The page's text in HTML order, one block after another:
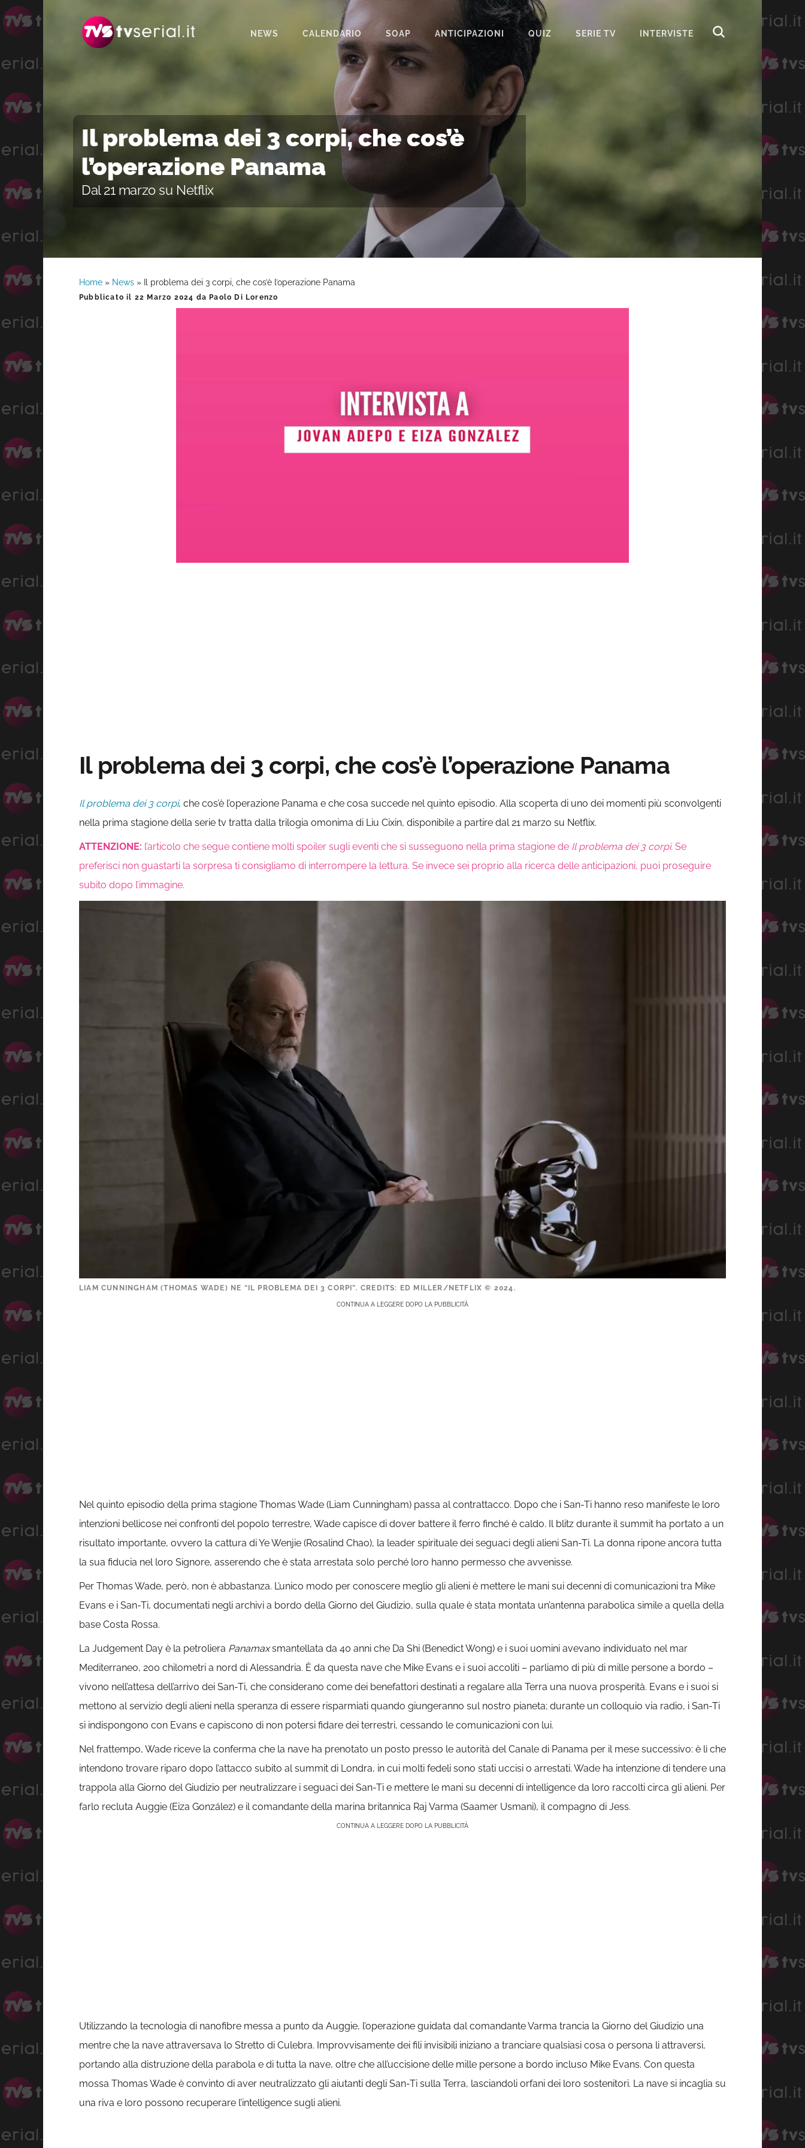
navigazione
contenuto
NEWS CALENDARIO SOAP
BEAUTIFUL
IL PARADISO DELLE SIGNORE
SEGRETI DI FAMIGLIA
ANTICIPAZIONI QUIZ SERIE TV INTERVISTE
Il problema dei 3 corpi, che cos’è
l’operazione Panama
Dal 21 marzo su Netflix
Home » News » Il problema dei 3 corpi, che cos’è l’operazione Panama
Pubblicato il 22 Marzo 2024 da Paolo Di Lorenzo
0%
0%
Il problema dei 3 corpi, che cos’è l’operazione Panama
Il problema dei 3 corpi, che cos’è l’operazione Panama e che cosa succede nel quinto episodio. Alla scoperta di uno dei momenti più sconvolgenti
nella prima stagione della serie tv tratta dalla trilogia omonima di Liu Cixin, disponibile a partire dal 21 marzo su Netflix.
ATTENZIONE: l’articolo che segue contiene molti spoiler sugli eventi che si susseguono nella prima stagione de Il problema dei 3 corpi. Se
preferisci non guastarti la sorpresa ti consigliamo di interrompere la lettura. Se invece sei proprio alla ricerca delle anticipazioni, puoi proseguire
subito dopo l’immagine.
LIAM CUNNINGHAM (THOMAS WADE) NE “IL PROBLEMA DEI 3 CORPI”. CREDITS: ED MILLER/NETFLIX © 2024.
CONTINUA A LEGGERE DOPO LA PUBBLICITÀ
Nel quinto episodio della prima stagione Thomas Wade (Liam Cunningham) passa al contrattacco. Dopo che i San-Ti hanno reso manifeste le loro
intenzioni bellicose nei confronti del popolo terrestre, Wade capisce di dover battere il ferro finché è caldo. Il blitz durante il summit ha portato a un
risultato importante, ovvero la cattura di Ye Wenjie (Rosalind Chao), la leader spirituale dei seguaci degli alieni San-Ti. La donna ripone ancora tutta
la sua fiducia nel loro Signore, asserendo che è stata arrestata solo perché loro hanno permesso che avvenisse.
Per Thomas Wade, però, non è abbastanza. L’unico modo per conoscere meglio gli alieni è mettere le mani sui decenni di comunicazioni tra Mike
Evans e i San-Ti, documentati negli archivi a bordo della Giorno del Giudizio, sulla quale è stata montata un’antenna parabolica simile a quella della
base Costa Rossa.
La Judgement Day è la petroliera Panamaxsmantellata da 40 anni che Da Shi (Benedict Wong) e i suoi uomini avevano individuato nel mar
Mediterraneo, 200 chilometri a nord di Alessandria. È da questa nave che Mike Evans e i suoi accoliti – parliamo di più di mille persone a bordo –
vivono nell’attesa dell’arrivo dei San-Ti, che considerano come dei benefattori destinati a regalare alla Terra una nuova prosperità. Evans e i suoi si
mettono al servizio degli alieni nella speranza di essere risparmiati quando giungeranno sul nostro pianeta; durante un colloquio via radio, i San-Ti
si indispongono con Evans e capiscono di non potersi fidare dei terrestri, cessando le comunicazioni con lui.
Nel frattempo, Wade riceve la conferma che la nave ha prenotato un posto presso le autorità del Canale di Panama per il mese successivo: è lì che
intendono trovare riparo dopo l’attacco subito al summit di Londra, in cui molti fedeli sono stati uccisi o arrestati. Wade ha intenzione di tendere una
trappola alla Giorno del Giudizio per neutralizzare i seguaci dei San-Ti e mettere le mani su decenni di intelligence da loro raccolti circa gli alieni. Per
farlo recluta Auggie (Eiza González) e il comandante della marina britannica Raj Varma (Saamer Usmani), il compagno di Jess.
CONTINUA A LEGGERE DOPO LA PUBBLICITÀ
Utilizzando la tecnologia di nanofibre messa a punto da Auggie, l’operazione guidata dal comandante Varma trancia la Giorno del Giudizio una
mentre che la nave attraversava lo Stretto di Culebra. Improvvisamente dei fili invisibili iniziano a tranciare qualsiasi cosa o persona li attraversi,
portando alla distruzione della parabola e di tutta la nave, oltre che all’uccisione delle mille persone a bordo incluso Mike Evans. Con questa
mossa Thomas Wade è convinto di aver neutralizzato gli aiutanti degli San-Ti sulla Terra, lasciandoli orfani dei loro sostenitori. La nave si incaglia su
una riva e loro possono recuperare l’intelligence sugli alieni.
Barra